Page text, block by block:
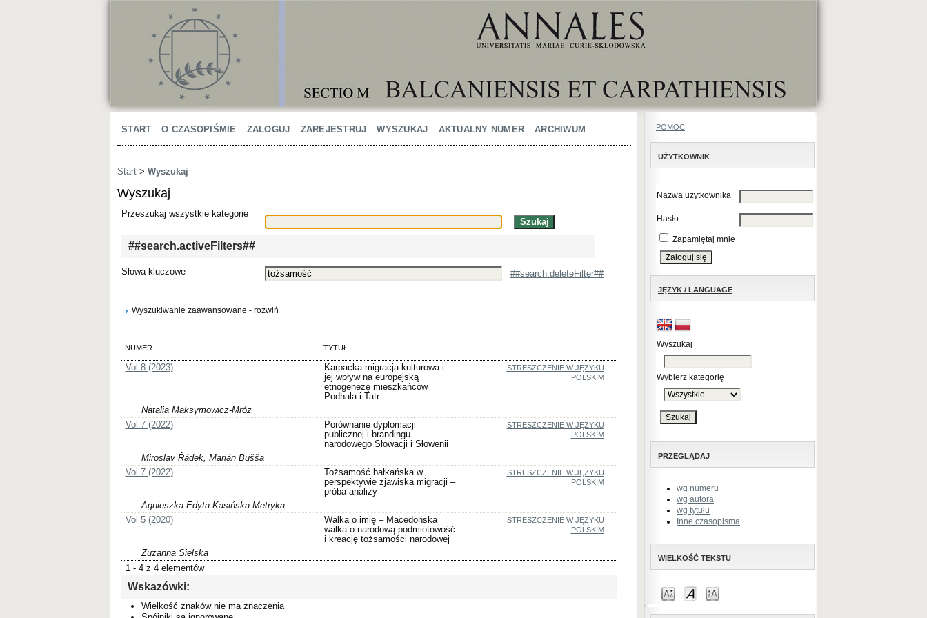
POMOC
UŻYTKOWNIK
Nazwa użytkownika
Hasło
Zapamiętaj mnie
JĘZYK / LANGUAGE
Wyszukaj
Wybierz kategorię
PRZEGLĄDAJ
wg numeru
wg autora
wg tytułu
Inne czasopisma
WIELKOŚĆ TEKSTU
START O CZASOPIŚMIE ZALOGUJ ZAREJESTRUJ WYSZUKAJ AKTUALNY NUMER ARCHIWUM
Start > Wyszukaj
Wyszukaj
Przeszukaj wszystkie kategorie
##search.activeFilters##
Słowa kluczowe ##search.deleteFilter##
Wyszukiwanie zaawansowane - rozwiń
NUMER TYTUŁ
Vol 8 (2023)
Karpacka migracja kulturowa i
jej wpływ na europejską
etnogenezę mieszkańców
Podhala i Tatr
STRESZCZENIE W JĘZYKU
POLSKIM
Natalia Maksymowicz-Mróz
Vol 7 (2022)
Porównanie dyplomacji
publicznej i brandingu
narodowego Słowacji i Słowenii
STRESZCZENIE W JĘZYKU
POLSKIM
Miroslav Řádek, Marián Bušša
Vol 7 (2022)
Tożsamość bałkańska w
perspektywie zjawiska migracji –
próba analizy
STRESZCZENIE W JĘZYKU
POLSKIM
Agnieszka Edyta Kasińska-Metryka
Vol 5 (2020)
Walka o imię – Macedońska
walka o narodową podmiotowość
i kreację tożsamości narodowej
STRESZCZENIE W JĘZYKU
POLSKIM
Zuzanna Sielska
1 - 4 z 4 elementów
Wskazówki:
Wielkość znaków nie ma znaczenia